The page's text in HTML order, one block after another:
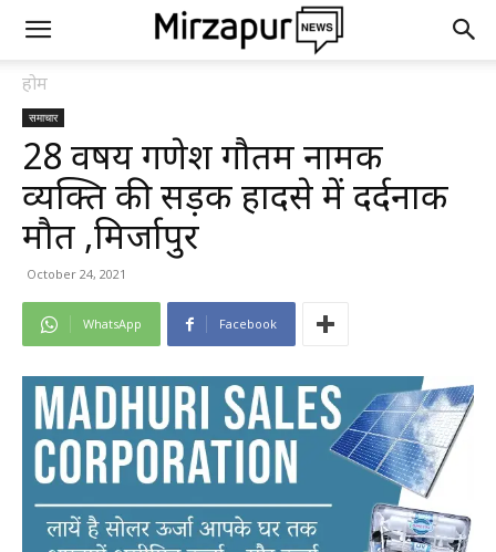
होम
समाचार
28 वर्षीय गणेश गौतम नामक
व्यक्ति की सड़क हादसे में दर्दनाक
मौत ,मिर्जापुर
October 24, 2021
WhatsApp Facebook